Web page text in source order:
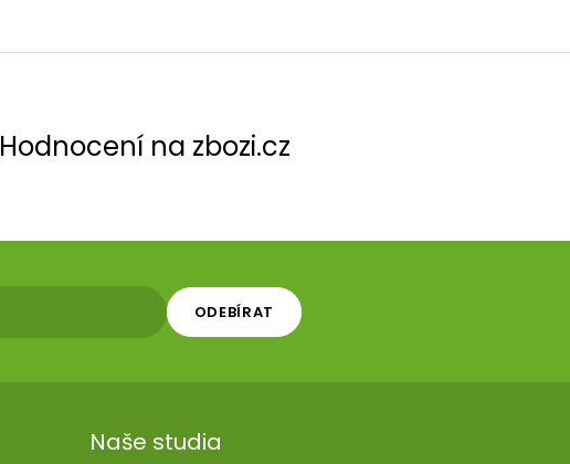
Hodnocení na zbozi.cz
ODEBÍRAT
Naše studia